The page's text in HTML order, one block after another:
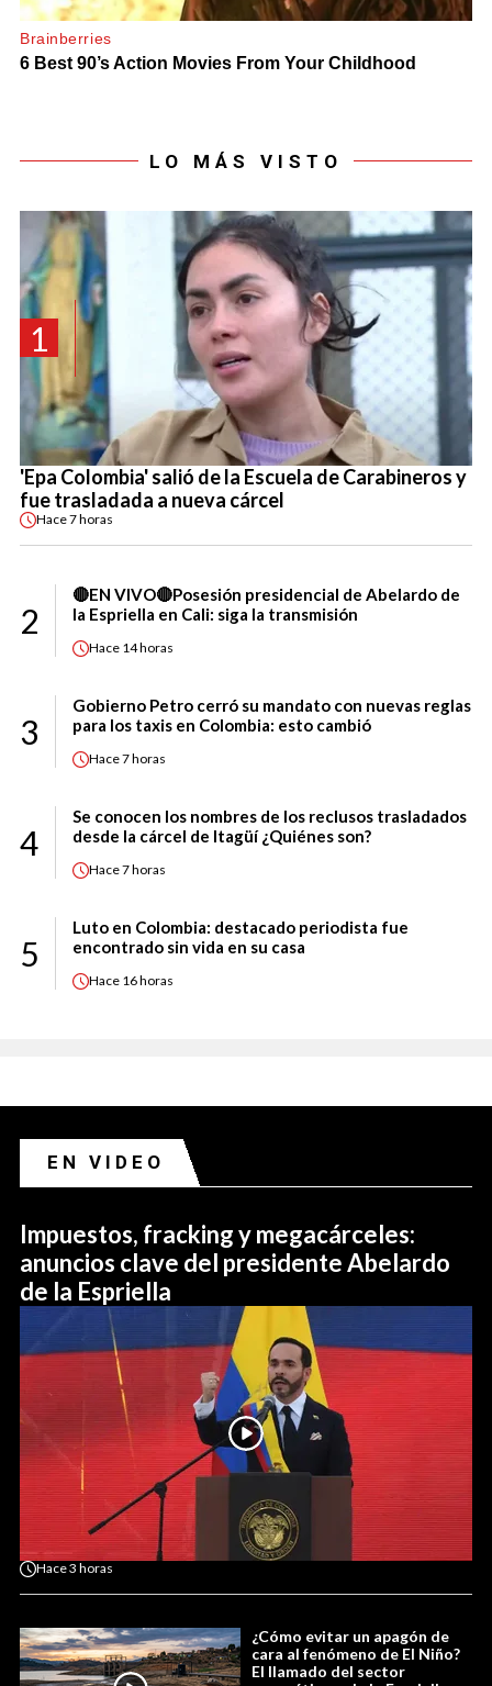
LO MÁS VISTO
1
'Epa Colombia' salió de la Escuela de Carabineros y
fue trasladada a nueva cárcel
Hace7 horas
2
🔴EN VIVO🔴Posesión presidencial de Abelardo de
la Espriella en Cali: siga la transmisión
Hace 14 horas
3
Gobierno Petro cerró su mandato con nuevas reglas
para los taxis en Colombia: esto cambió
Hace7 horas
4
Se conocen los nombres de los reclusos trasladados
desde la cárcel de Itagüí ¿Quiénes son?
Hace7 horas
5
Luto en Colombia: destacado periodista fue
encontrado sin vida en su casa
Hace 16 horas
EN VIDEO
Impuestos, fracking y megacárceles:
anuncios clave del presidente Abelardo
de la Espriella
Hace3 horas
¿Cómo evitar un apagón de
cara al fenómeno de El Niño?
El llamado del sector